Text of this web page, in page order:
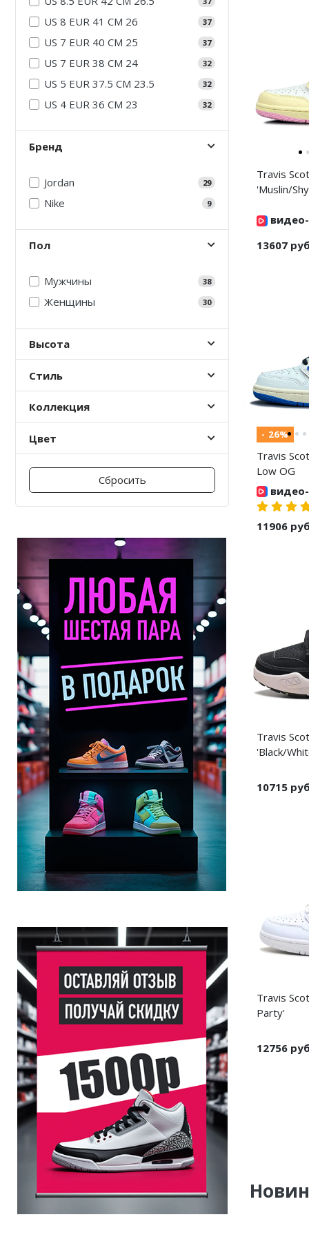
US 8 EUR 41 CM 26 37
US 7 EUR 40 CM 25 37
US 7 EUR 38 CM 24 32
US 5 EUR 37.5 CM 23.5 32
US 4 EUR 36 CM 23 32
Бренд
Jordan 29
Nike 9
Пол
Мужчины 38
Женщины 30
Высота
Стиль
Коллекция
Цвет
Сбросить
Travis
'Muslin/
13607 руб
- 26%
Travis
Low OG
11906 руб
Travis
'Black/
10715 руб
Travis
Party'
12756 руб
Air Jordan 5
Air Jordan 6
Air Jordan 7
Air Jordan 10
Air Jordan 11
Air Jordan 13
Air Jordan 15
Air Jordan 23
Nike Air Deldon
Nike Sabrina
Nike A’ja
Nike ST
Nike GT
Nike Book
Nike Kyrie
Nike Freak
Nike KD
Nike Uptempo
Nike Foamposite